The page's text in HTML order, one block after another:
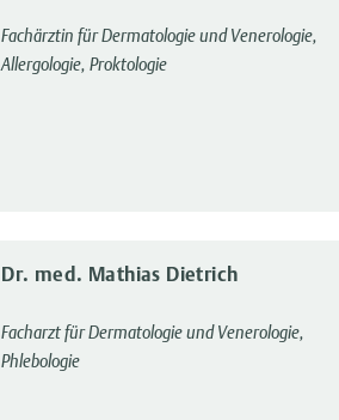
Fachärztin für Dermatologie und Venerologie,
Allergologie, Proktologie
Dr. med. Mathias Dietrich
Facharzt für Dermatologie und Venerologie,
Phlebologie